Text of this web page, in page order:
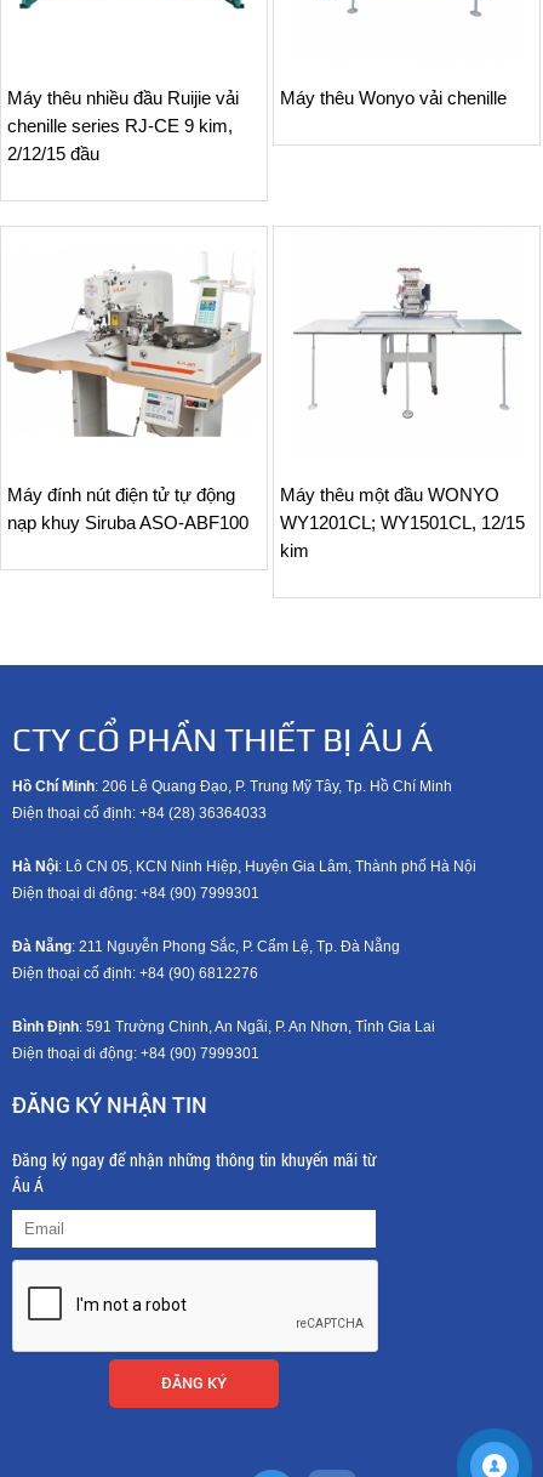
Máy thêu nhiều đầu Ruijie vải
chenille series RJ-CE 9 kim,
2/12/15 đầu
Máy thêu Wonyo vải chenille
Máy đính nút điện tử tự động
nạp khuy Siruba ASO-ABF100
Máy thêu một đầu WONYO
WY1201CL; WY1501CL, 12/15
kim
CTY CỔ PHẦN THIẾT BỊ ÂU Á
Hồ Chí Minh: 206 Lê Quang Đạo, P. Trung Mỹ Tây, Tp. Hồ Chí Minh
Điện thoại cố định: +84 (28) 36364033
Hà Nội: Lô CN 05, KCN Ninh Hiệp, Huyện Gia Lâm, Thành phố Hà Nội
Điện thoại di động: +84 (90) 7999301
Đà Nẵng: 211 Nguyễn Phong Sắc, P. Cẩm Lệ, Tp. Đà Nẵng
Điện thoại cố định: +84 (90) 6812276
Bình Định: 591 Trường Chinh, An Ngãi, P. An Nhơn, Tỉnh Gia Lai
Điện thoại di động: +84 (90) 7999301
ĐĂNG KÝ NHẬN TIN
Đăng ký ngay để nhận những thông tin khuyến mãi từ
Âu Á